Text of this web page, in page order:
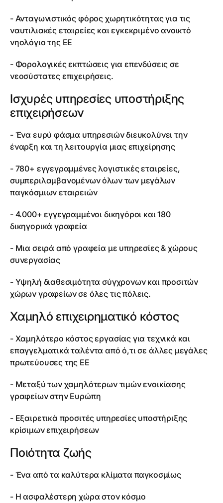
- Ανταγωνιστικός φόρος χωρητικότητας για τις
ναυτιλιακές εταιρείες και εγκεκριμένο ανοικτό
νηολόγιο της ΕΕ
- Φορολογικές εκπτώσεις για επενδύσεις σε
νεοσύστατες επιχειρήσεις.
Ισχυρές υπηρεσίες υποστήριξης
επιχειρήσεων
- Ένα ευρύ φάσμα υπηρεσιών διευκολύνει την
έναρξη και τη λειτουργία μιας επιχείρησης
- 780+ εγγεγραμμένες λογιστικές εταιρείες,
συμπεριλαμβανομένων όλων των μεγάλων
παγκόσμιων εταιρειών
- 4.000+ εγγεγραμμένοι δικηγόροι και 180
δικηγορικά γραφεία
- Μια σειρά από γραφεία με υπηρεσίες & χώρους
συνεργασίας
- Υψηλή διαθεσιμότητα σύγχρονων και προσιτών
χώρων γραφείων σε όλες τις πόλεις.
Χαμηλό επιχειρηματικό κόστος
- Χαμηλότερο κόστος εργασίας για τεχνικά και
επαγγελματικά ταλέντα από ό,τι σε άλλες μεγάλες
πρωτεύουσες της ΕΕ
- Μεταξύ των χαμηλότερων τιμών ενοικίασης
γραφείων στην Ευρώπη
- Εξαιρετικά προσιτές υπηρεσίες υποστήριξης
κρίσιμων επιχειρήσεων
Ποιότητα ζωής
- Ένα από τα καλύτερα κλίματα παγκοσμίως
- Η ασφαλέστερη χώρα στον κόσμο